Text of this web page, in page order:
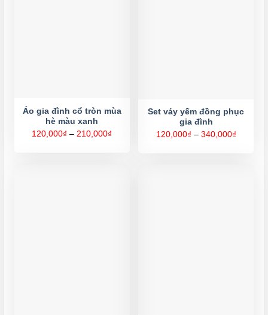
Áo gia đình cổ tròn mùa
hè màu xanh
120,000₫ – 210,000₫
Set váy yếm đồng phục
gia đình
120,000₫ – 340,000₫Khoảng